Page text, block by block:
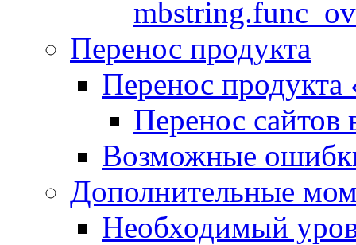
Перенос продукта
Перенос продукта
Перенос сайтов
Возможные
Дополнительные
Необходимый